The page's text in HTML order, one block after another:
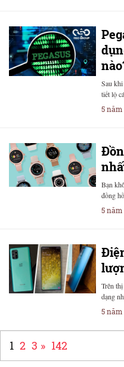
Sau
tiết lộ
5
Bạn
đồng
5
Trên
dạng
5
1 2 3 » 142